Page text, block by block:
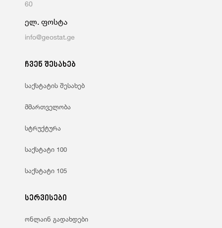
60
ელ. ფოსტა
info@geostat.ge
ჩვენ შესახებ
საქსტატის შესახებ
მმართველობა
სტრუქტურა
საქსტატი 100
საქსტატი 105
სერვისები
ონლაინ გადახდები